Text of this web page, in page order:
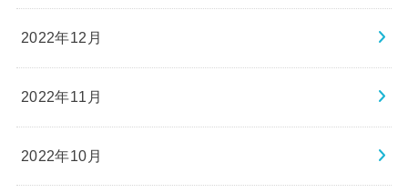
2022年12月
2022年11月
2022年10月